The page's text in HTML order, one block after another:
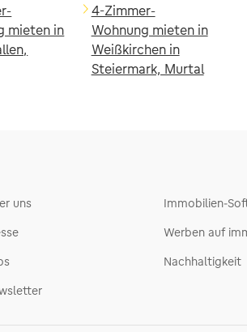
mieten in
4-Zimmer-
Wohnung mieten in
Weißkirchen in
Steiermark, Murtal
uns
Immobilien-
Werben auf
Nachhaltigkeit